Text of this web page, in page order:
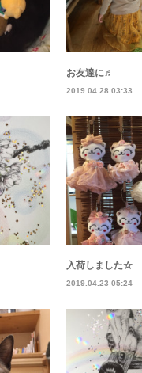
お友達に♬
2019.04.28 03:33
入荷しました☆
2019.04.23 05:24